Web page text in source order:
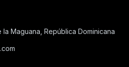
Maguana, República Dominicana